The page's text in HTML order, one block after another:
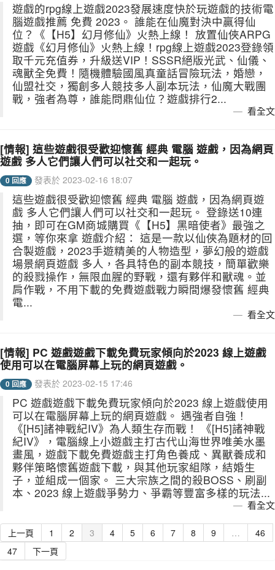
遊戲的rpg線上遊戲2023發展速度快於玩遊戲的技術電
腦遊戲推薦 免費 2023。 誰能在仙魔對決中贏得仙
位？《【H5】幻月修仙》火熱上線！ 放置仙俠ARPG
遊戲《幻月修仙》火熱上線！rpg線上遊戲2023登錄領
取千元充值券，升級送VIP！SSSR絕版光武、仙儀、
魂獸全免費！隨機體驗國風真童話冒險玩法，婚戀，
仙盟社交，獨創多人競技多人副本玩法，仙魔大戰團
戰，強者為尊，誰能問鼎仙位？遊戲排行2...
看全文
[情報] 這些遊戲很受歡迎懷舊 經典 電腦 遊戲，因為網頁
遊戲 多人它們讓人們可以社交和一起玩。
0 回應 發表於 2023-02-16 18:07
這些遊戲很受歡迎懷舊 經典 電腦 遊戲，因為網頁遊
戲 多人它們讓人們可以社交和一起玩。 登錄送10連
抽，即可在GM商城購買《【H5】黑暗使者》最強之
選，等你來拿 遊戲介紹： 這是一款以仙俠為題材的回
合製遊戲，2023手遊精美的人物造型，夢幻般的遊戲
場景網頁遊戲 多人，各具特色的副本競技，簡單歡樂
的殺戮操作，無限血腥的野戰，還有夥伴和獸魂。並
肩作戰，不用下載的免費遊戲戰力瞬間爆發懷舊 經典
電...
看全文
[情報] PC 遊戲遊戲下載免費玩家傾向於2023 線上遊戲
使用可以在電腦屏幕上玩的網頁遊戲。
0 回應 發表於 2023-02-15 17:46
PC 遊戲遊戲下載免費玩家傾向於2023 線上遊戲使用
可以在電腦屏幕上玩的網頁遊戲。 遇強者自強！
《[H5]諸神戰紀IV》為人類生存而戰！ 《[H5]諸神戰
紀IV》，電腦線上小遊戲主打古代山海世界唯美水墨
畫風，遊戲下載免費遊戲主打角色養成、異獸養成和
夥伴策略懷舊遊戲下載，與其他玩家組隊，結婚生
子，並組成一個家。 三大宗族之間的殺BOSS、刷副
本、2023 線上遊戲爭勢力、爭霸等豐富多樣的玩法...
看全文
上一頁 1 2 3 4 5 6 7 8 9 …
46
47
下一頁